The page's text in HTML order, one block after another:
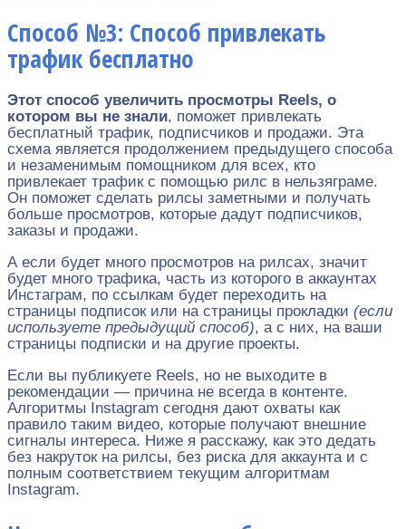
Способ №3: Способ привлекать
трафик бесплатно
Этот способ увеличить просмотры Reels, о
котором вы не знали, поможет привлекать
бесплатный трафик, подписчиков и продажи. Эта
схема является продолжением предыдущего способа
и незаменимым помощником для всех, кто
привлекает трафик с помощью рилс в нельзяграме.
Он поможет сделать рилсы заметными и получать
больше просмотров, которые дадут подписчиков,
заказы и продажи.
А если будет много просмотров на рилсах, значит
будет много трафика, часть из которого в аккаунтах
Инстаграм, по ссылкам будет переходить на
страницы подписок или на страницы прокладки (если
используете предыдущий способ), а с них, на ваши
страницы подписки и на другие проекты.
Если вы публикуете Reels, но не выходите в
рекомендации — причина не всегда в контенте.
Алгоритмы Instagram сегодня дают охваты как
правило таким видео, которые получают внешние
сигналы интереса. Ниже я расскажу, как это дедать
без накруток на рилсы, без риска для аккаунта и с
полным соответствием текущим алгоритмам
Instagram.